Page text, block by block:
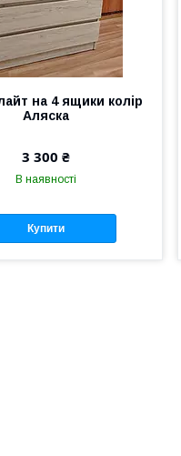
на 4 ящики колір
Аляска
3 300 ₴
В наявності
Купити